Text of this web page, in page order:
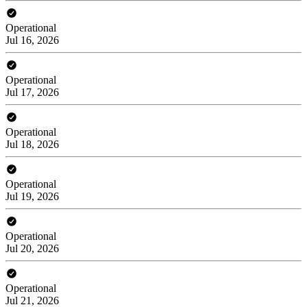
Operational
Jul 16, 2026
Operational
Jul 17, 2026
Operational
Jul 18, 2026
Operational
Jul 19, 2026
Operational
Jul 20, 2026
Operational
Jul 21, 2026